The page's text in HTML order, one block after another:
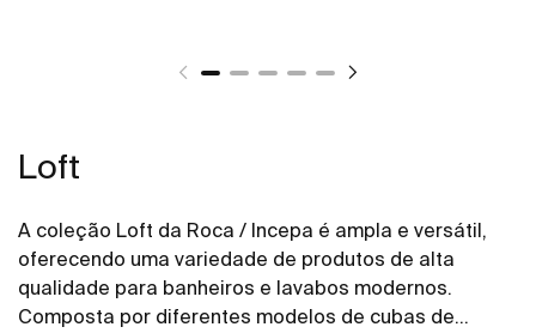
Loft
A coleção Loft da Roca / Incepa é ampla e versátil,
oferecendo uma variedade de produtos de alta
qualidade para banheiros e lavabos modernos.
Composta por diferentes modelos de cubas de